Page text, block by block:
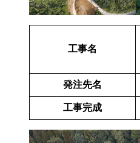
工事名
発注先名
工事完成